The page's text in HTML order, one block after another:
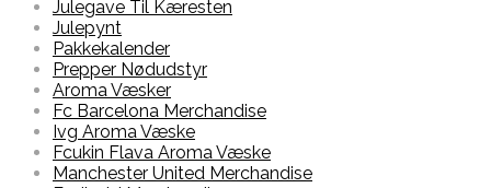
Julegave Til Kæresten
Julepynt
Pakkekalender
Prepper Nødudstyr
Aroma Væsker
Fc Barcelona Merchandise
Ivg Aroma Væske
Fcukin Flava Aroma Væske
Manchester United Merchandise